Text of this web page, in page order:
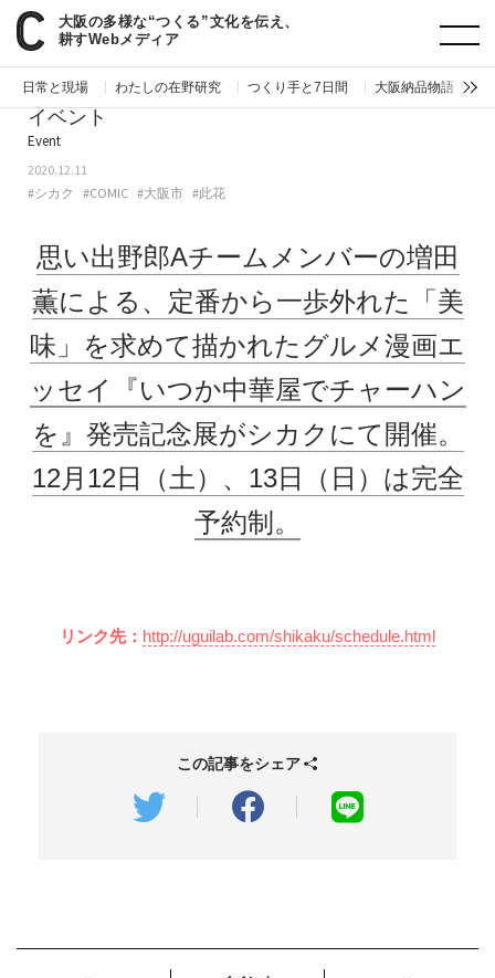
大阪の多様な“つくる”文化を伝え、
耕すWebメディア
日常と現場 わたしの在野研究 つくり手と7日間 大阪納品物語
paperC 今週のイベント
イベント
Event
2020.12.11
#シカク
#COMIC #大阪市 #此花
思い出野郎Aチームメンバーの増田
薫による、定番から一歩外れた「美
味」を求めて描かれたグルメ漫画エ
ッセイ『いつか中華屋でチャーハン
を』発売記念展がシカクにて開催。
12月12日（土）、13日（日）は完全
予約制。
リンク先： http://uguilab.com/shikaku/schedule.html
この記事をシェア